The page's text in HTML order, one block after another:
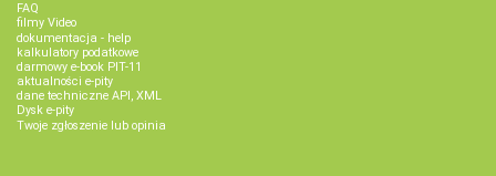
FAQ
filmy Video
dokumentacja - help
kalkulatory podatkowe
darmowy e-book PIT-11
aktualności e-pity
dane techniczne API, XML
Dysk e-pity
Twoje zgłoszenie lub opinia